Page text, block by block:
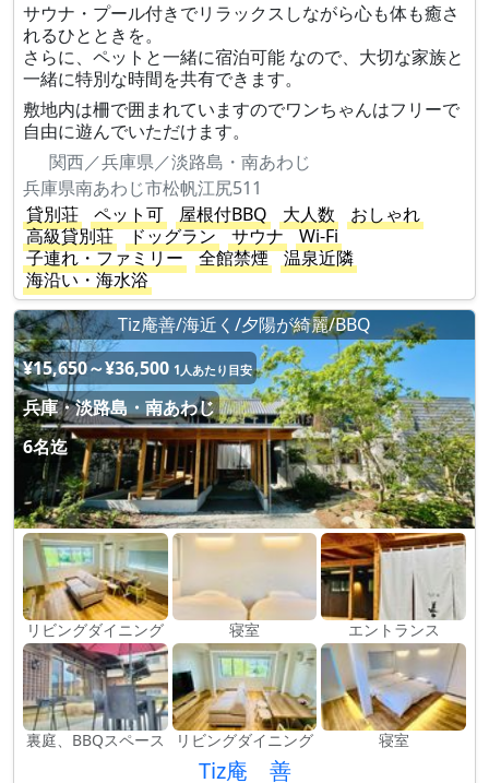
サウナ・プール付きでリラックスしながら心も体も癒さ
れるひとときを。
さらに、ペットと一緒に宿泊可能 なので、大切な家族と
一緒に特別な時間を共有できます。
敷地内は柵で囲まれていますのでワンちゃんはフリーで
自由に遊んでいただけます。
関西／兵庫県／淡路島・南あわじ
兵庫県南あわじ市松帆江尻511
貸別荘
ペット可 屋根付BBQ 大人数
おしゃれ
高級貸別荘
ドッグラン サウナ
Wi-Fi
子連れ・ファミリー
全館禁煙
温泉近隣
海沿い・海水浴
Tiz庵善/海近く/夕陽が綺麗/BBQ
¥15,650～¥36,500 1人あたり目安
兵庫・淡路島・南あわじ
6名迄
リビングダイニング 寝室 エントランス
裏庭、BBQスペース リビングダイニング 寝室
Tiz庵 善